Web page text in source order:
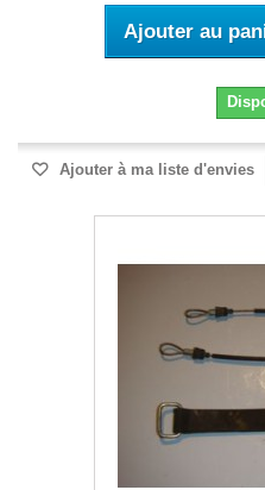
Ajouter au
Ajouter à ma liste d'envies